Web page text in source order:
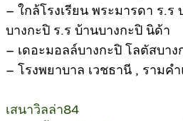
– ใกล้โรงเรียน พระมารดา ร.ร
บางกะปิ ร.ร บ้านบางกะปิ นิด้า
– เดอะมอลล์บางกะปิ โลตัสบา
– โรงพยาบาล เวชธานี , รามค
เสนาวิลล่า84